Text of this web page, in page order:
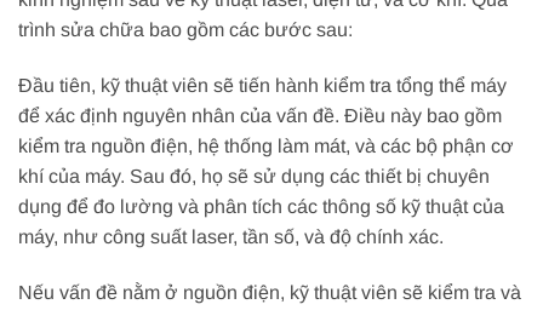
trình sửa chữa bao gồm các bước sau:
Đầu tiên, kỹ thuật viên sẽ tiến hành kiểm tra tổng thể máy
để xác định nguyên nhân của vấn đề. Điều này bao gồm
kiểm tra nguồn điện, hệ thống làm mát, và các bộ phận cơ
khí của máy. Sau đó, họ sẽ sử dụng các thiết bị chuyên
dụng để đo lường và phân tích các thông số kỹ thuật của
máy, như công suất laser, tần số, và độ chính xác.
Nếu vấn đề nằm ở nguồn điện, kỹ thuật viên sẽ kiểm tra và